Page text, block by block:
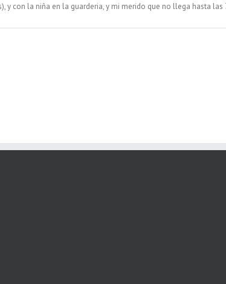
y con la niña en la guarderia, y mi merido que no llega hasta